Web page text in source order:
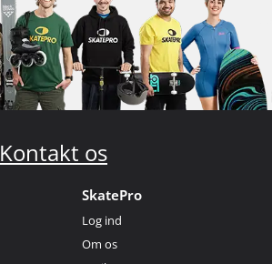
Kontakt os
SkatePro
Log ind
Om os